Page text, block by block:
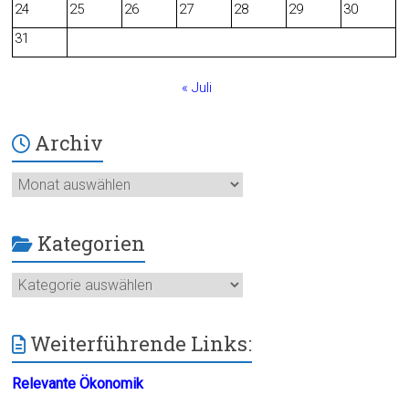
24
25 26 27 28 29
30
31
« Juli
Archiv
Archiv
Kategorien
Kategorien
Weiterführende Links:
Relevante Ökonomik